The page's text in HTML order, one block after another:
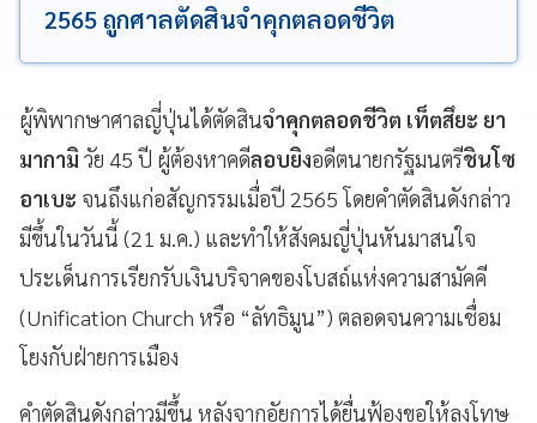
2565 ถูกศาลตัดสินจำคุกตลอดชีวิต
ผู้พิพากษาศาลญี่ปุ่นได้ตัดสินจำคุกตลอดชีวิต เท็ตสึยะ ยา
มากามิ วัย 45 ปี ผู้ต้องหาคดีลอบยิงอดีตนายกรัฐมนตรีชินโซ
อาเบะ จนถึงแก่อสัญกรรมเมื่อปี 2565 โดยคำตัดสินดังกล่าว
มีขึ้นในวันนี้ (21 ม.ค.) และทำให้สังคมญี่ปุ่นหันมาสนใจ
ประเด็นการเรียกรับเงินบริจาคของโบสถ์แห่งความสามัคคี
(Unification Church หรือ “ลัทธิมูน”) ตลอดจนความเชื่อม
โยงกับฝ่ายการเมือง
คำตัดสินดังกล่าวมีขึ้น หลังจากอัยการได้ยื่นฟ้องขอให้ลงโทษ